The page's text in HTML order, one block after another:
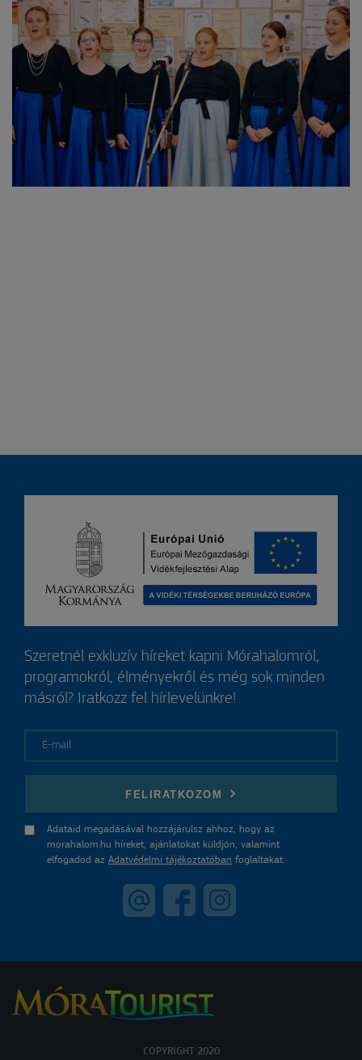
Szeretnél exkluzív híreket kapni Mórahalomról,
programokról, élményekről és még sok minden
másról? Iratkozz fel hírlevelünkre!
FELIRATKOZOM
Adataid megadásával hozzájárulsz ahhoz, hogy az
morahalom.hu híreket, ajánlatokat küldjön, valamint
elfogadod az Adatvédelmi tájékoztatóban foglaltakat.
COPYRIGHT 2020